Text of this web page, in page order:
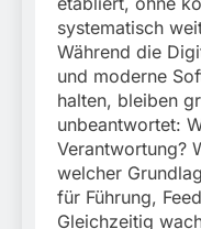
systematisch
Während die
und moderne
halten, bleiben
unbeantwortet:
Verantwortung?
welcher
für Führung,
Gleichzeitig